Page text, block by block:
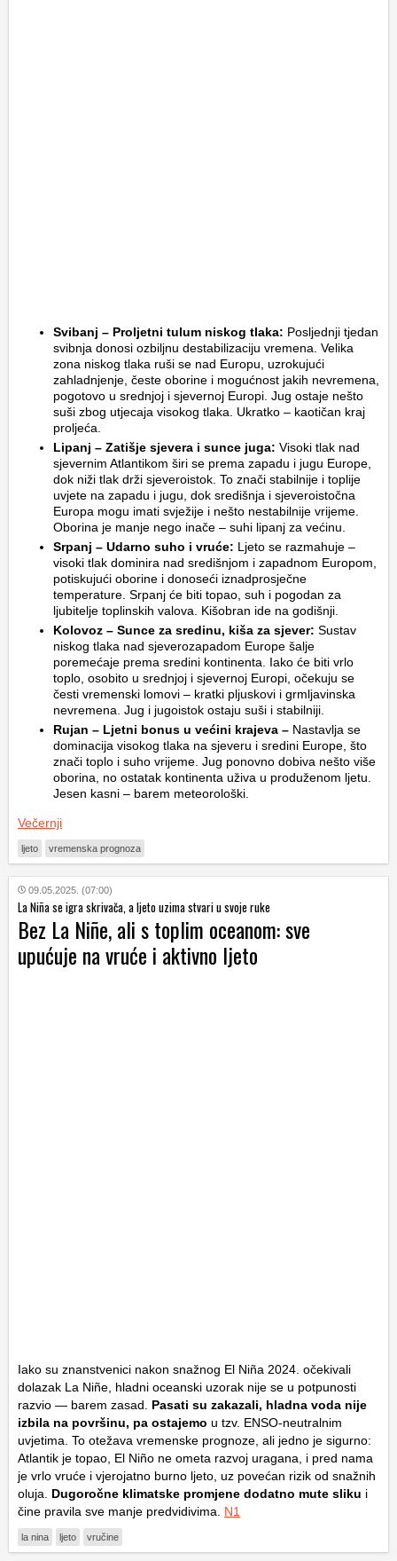
Svibanj – Proljetni tulum niskog tlaka: Posljednji tjedan
svibnja donosi ozbiljnu destabilizaciju vremena. Velika
zona niskog tlaka ruši se nad Europu, uzrokujući
zahladnjenje, česte oborine i mogućnost jakih nevremena,
pogotovo u srednjoj i sjevernoj Europi. Jug ostaje nešto
suši zbog utjecaja visokog tlaka. Ukratko – kaotičan kraj
proljeća.
Lipanj – Zatišje sjevera i sunce juga: Visoki tlak nad
sjevernim Atlantikom širi se prema zapadu i jugu Europe,
dok niži tlak drži sjeveroistok. To znači stabilnije i toplije
uvjete na zapadu i jugu, dok središnja i sjeveroistočna
Europa mogu imati svježije i nešto nestabilnije vrijeme.
Oborina je manje nego inače – suhi lipanj za većinu.
Srpanj – Udarno suho i vruće: Ljeto se razmahuje –
visoki tlak dominira nad središnjom i zapadnom Europom,
potiskujući oborine i donoseći iznadprosječne
temperature. Srpanj će biti topao, suh i pogodan za
ljubitelje toplinskih valova. Kišobran ide na godišnji.
Kolovoz – Sunce za sredinu, kiša za sjever: Sustav
niskog tlaka nad sjeverozapadom Europe šalje
poremećaje prema sredini kontinenta. Iako će biti vrlo
toplo, osobito u srednjoj i sjevernoj Europi, očekuju se
česti vremenski lomovi – kratki pljuskovi i grmljavinska
nevremena. Jug i jugoistok ostaju suši i stabilniji.
Rujan – Ljetni bonus u većini krajeva – Nastavlja se
dominacija visokog tlaka na sjeveru i sredini Europe, što
znači toplo i suho vrijeme. Jug ponovno dobiva nešto više
oborina, no ostatak kontinenta uživa u produženom ljetu.
Jesen kasni – barem meteorološki.
Večernji
ljeto vremenska prognoza
09.05.2025. (07:00)
La Niña se igra skrivača, a ljeto uzima stvari u svoje ruke
Bez La Niñe, ali s toplim oceanom: sve
upućuje na vruće i aktivno ljeto
Iako su znanstvenici nakon snažnog El Niña 2024. očekivali
dolazak La Niñe, hladni oceanski uzorak nije se u potpunosti
razvio — barem zasad.
Pasati su zakazali, hladna voda nije
izbila na površinu, pa ostajemo u tzv. ENSO-neutralnim
uvjetima. To otežava vremenske prognoze, ali jedno je sigurno:
Atlantik je topao, El Niño ne ometa razvoj uragana, i pred nama
je vrlo vruće i vjerojatno burno ljeto, uz povećan rizik od snažnih
oluja.
Dugoročne klimatske promjene dodatno mute sliku i
čine pravila sve manje predvidivima. N1
la nina ljeto vručine